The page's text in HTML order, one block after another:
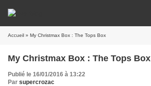
Accueil » My Christmax Box : The Tops Box
My Christmax Box : The Tops Box
Publié le 16/01/2016 à 13:22
Par supercrozac